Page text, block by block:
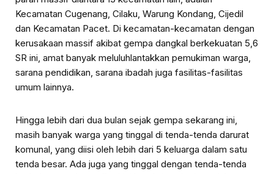
Kecamatan Cugenang, Cilaku, Warung Kondang, Cijedil
dan Kecamatan Pacet. Di kecamatan-kecamatan dengan
kerusakaan massif akibat gempa dangkal berkekuatan 5,6
SR ini, amat banyak meluluhlantakkan pemukiman warga,
sarana pendidikan, sarana ibadah juga fasilitas-fasilitas
umum lainnya.
Hingga lebih dari dua bulan sejak gempa sekarang ini,
masih banyak warga yang tinggal di tenda-tenda darurat
komunal, yang diisi oleh lebih dari 5 keluarga dalam satu
tenda besar. Ada juga yang tinggal dengan tenda-tenda